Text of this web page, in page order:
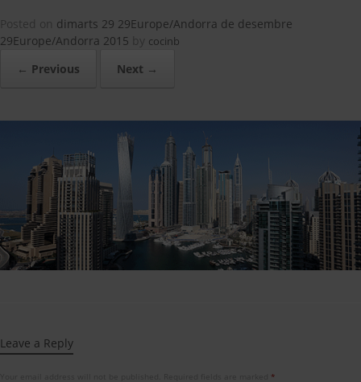
Posted on dimarts 29 29Europe/Andorra de desembre
29Europe/Andorra 2015 by cocinb
← Previous Next →
Leave a Reply
*